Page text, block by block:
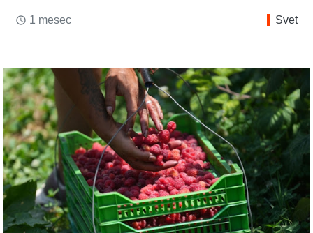
access_time 1 mesec Svet